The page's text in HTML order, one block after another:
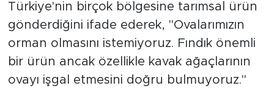
Türkiye'nin birçok bölgesine tarımsal ürün
gönderdiğini ifade ederek, "Ovalarımızın
orman olmasını istemiyoruz. Fındık önemli
bir ürün ancak özellikle kavak ağaçlarının
ovayı işgal etmesini doğru bulmuyoruz."